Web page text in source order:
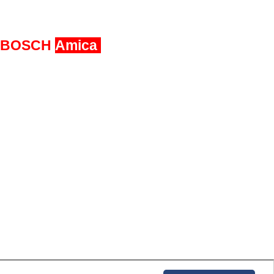
BOSCH Amica